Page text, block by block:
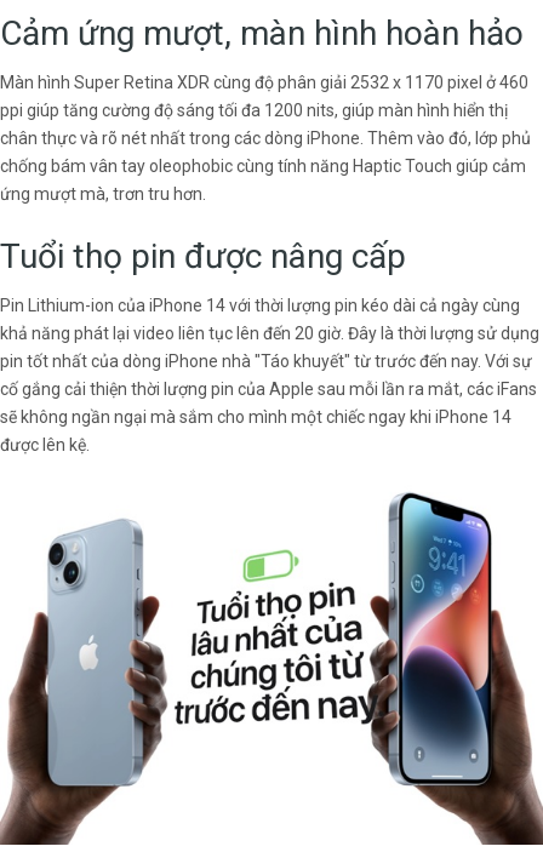
Cảm ứng mượt, màn hình hoàn hảo
Màn hình Super Retina XDR cùng độ phân giải 2532 x 1170 pixel ở 460
ppi giúp tăng cường độ sáng tối đa 1200 nits, giúp màn hình hiển thị
chân thực và rõ nét nhất trong các dòng iPhone. Thêm vào đó, lớp phủ
chống bám vân tay oleophobic cùng tính năng Haptic Touch giúp cảm
ứng mượt mà, trơn tru hơn.
Tuổi thọ pin được nâng cấp
Pin Lithium-ion của iPhone 14 với thời lượng pin kéo dài cả ngày cùng
khả năng phát lại video liên tục lên đến 20 giờ. Đây là thời lượng sử dụng
pin tốt nhất của dòng iPhone nhà "Táo khuyết" từ trước đến nay. Với sự
cố gắng cải thiện thời lượng pin của Apple sau mỗi lần ra mắt, các iFans
sẽ không ngần ngại mà sắm cho mình một chiếc ngay khi iPhone 14
được lên kệ.